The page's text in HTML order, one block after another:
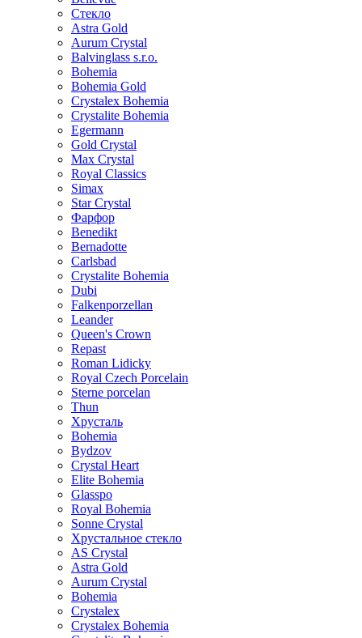
Стекло
Astra Gold
Aurum Crystal
Balvinglass s.r.o.
Bohemia
Bohemia Gold
Crystalex Bohemia
Crystalite Bohemia
Egermann
Gold Crystal
Max Crystal
Royal Classics
Simax
Star Crystal
Фарфор
Benedikt
Bernadotte
Carlsbad
Crystalite Bohemia
Dubi
Falkenporzellan
Leander
Queen's Crown
Repast
Roman Lidicky
Royal Czech Porcelain
Sterne porcelan
Thun
Хрусталь
Bohemia
Bydzov
Crystal Heart
Elite Bohemia
Glasspo
Royal Bohemia
Sonne Crystal
Хрустальное стекло
AS Crystal
Astra Gold
Aurum Crystal
Bohemia
Crystalex
Crystalex Bohemia